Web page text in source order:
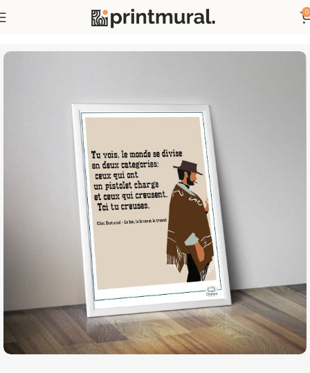
0
Affiches Films et Séries